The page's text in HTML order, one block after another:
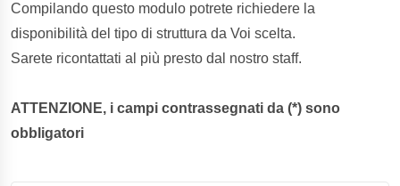
Compilando questo modulo potrete richiedere la
disponibilità del tipo di struttura da Voi scelta.
Sarete ricontattati al più presto dal nostro staff.
ATTENZIONE, i campi contrassegnati da (*) sono
obbligatori